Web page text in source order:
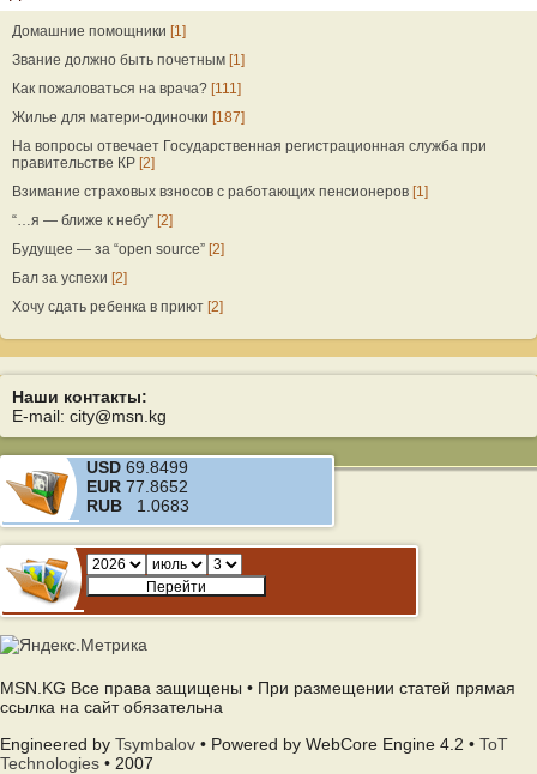
Домашние помощники [1]
Звание должно быть почетным [1]
Как пожаловаться на врача? [111]
Жилье для матери-одиночки [187]
На вопросы отвечает Государственная регистрационная служба при
правительстве КР [2]
Взимание страховых взносов с работающих пенсионеров [1]
“…я — ближе к небу” [2]
Будущее — за “open source” [2]
Бал за успехи [2]
Хочу сдать ребенка в приют [2]
Наши контакты:
E-mail: city@msn.kg
USD 69.8499
EUR 77.8652
RUB 1.0683
MSN.KG Все права защищены • При размещении статей прямая
ссылка на сайт обязательна
Engineered by Tsymbalov • Powered by WebCore Engine 4.2 • ToT
Technologies • 2007